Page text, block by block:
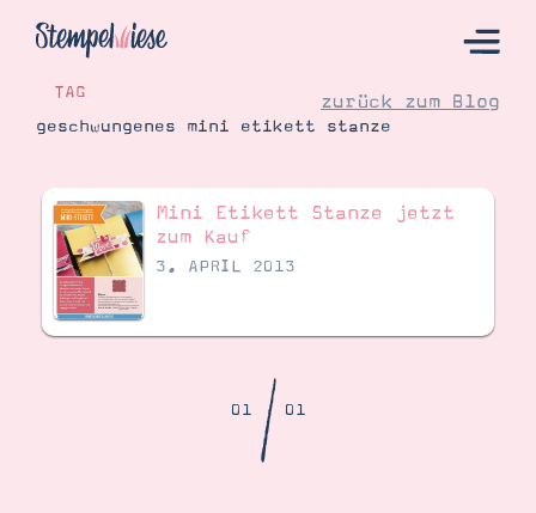
Hier Starten
Katalog
Bestellen
Kontakt
TAG
geschwungenes mini etikett stanze
zurück zum Blog
Mini Etikett Stanze jetzt
zum Kauf
3. APRIL 2013
01/01